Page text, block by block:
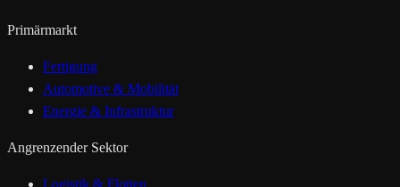
Primärmarkt
Fertigung
Automotive & Mobilität
Energie & Infrastruktur
Angrenzender Sektor